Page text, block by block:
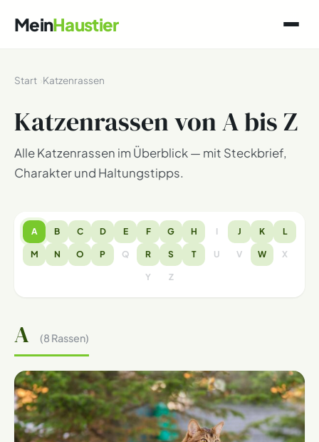
MeinHaustier
Start Katzenrassen
Katzenrassen von A bis Z
Alle Katzenrassen im Überblick — mit Steckbrief,
Charakter und Haltungstipps.
A B C D E F G H I J K L
M N O P Q R S T U V W X
Y Z
A (8 Rassen)